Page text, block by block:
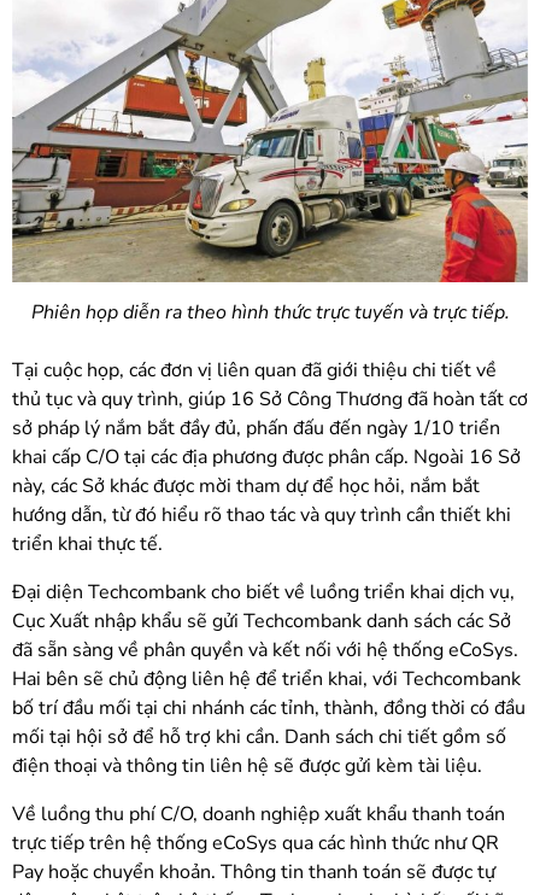
Phiên họp diễn ra theo hình thức trực tuyến và trực tiếp.
Tại cuộc họp, các đơn vị liên quan đã giới thiệu chi tiết về
thủ tục và quy trình, giúp 16 Sở Công Thương đã hoàn tất cơ
sở pháp lý nắm bắt đầy đủ, phấn đấu đến ngày 1/10 triển
khai cấp C/O tại các địa phương được phân cấp. Ngoài 16 Sở
này, các Sở khác được mời tham dự để học hỏi, nắm bắt
hướng dẫn, từ đó hiểu rõ thao tác và quy trình cần thiết khi
triển khai thực tế.
Đại diện Techcombank cho biết về luồng triển khai dịch vụ,
Cục Xuất nhập khẩu sẽ gửi Techcombank danh sách các Sở
đã sẵn sàng về phân quyền và kết nối với hệ thống eCoSys.
Hai bên sẽ chủ động liên hệ để triển khai, với Techcombank
bố trí đầu mối tại chi nhánh các tỉnh, thành, đồng thời có đầu
mối tại hội sở để hỗ trợ khi cần. Danh sách chi tiết gồm số
điện thoại và thông tin liên hệ sẽ được gửi kèm tài liệu.
Về luồng thu phí C/O, doanh nghiệp xuất khẩu thanh toán
trực tiếp trên hệ thống eCoSys qua các hình thức như QR
Pay hoặc chuyển khoản. Thông tin thanh toán sẽ được tự